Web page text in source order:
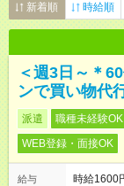
新着順 時給順
＜週3日～＊
ンで買い物代
派遣 職種未経験OK
WEB登録・面接OK
給与
時給1600